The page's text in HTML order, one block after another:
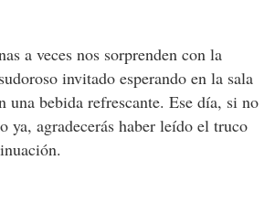
a veces nos sorprenden con la
invitado esperando en la sala
una bebida refrescante. Ese día, si no
ya, agradecerás haber leído el truco